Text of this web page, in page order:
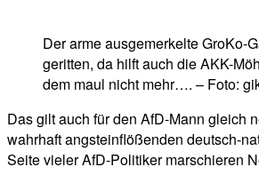
Der arme ausgemerkelte GroKo-
geritten, da hilft auch die AKK-
dem maul nicht mehr…. – Foto:
Das gilt auch für den AfD-Mann gleich
wahrhaft angsteinflößenden deutsch-
Seite vieler AfD-Politiker marschieren